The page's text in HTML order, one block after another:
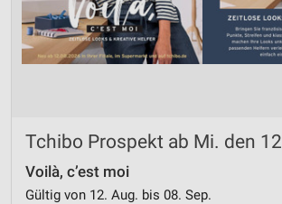
Tchibo Prospekt ab Mi. den
Voilà, c’est moi
Gültig von 12. Aug. bis 08. Sep.